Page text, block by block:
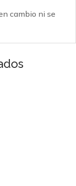
cambio ni se